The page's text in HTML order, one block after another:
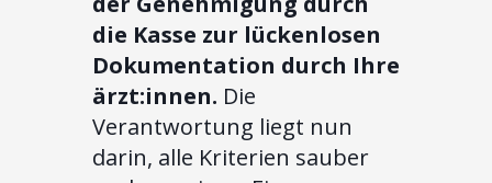
die Kasse zur lückenlosen
Dokumentation durch Ihre
ärzt:innen. Die
Verantwortung liegt nun
darin, alle Kriterien sauber